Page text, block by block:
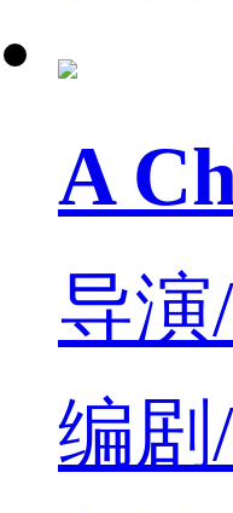
A
导演
编剧